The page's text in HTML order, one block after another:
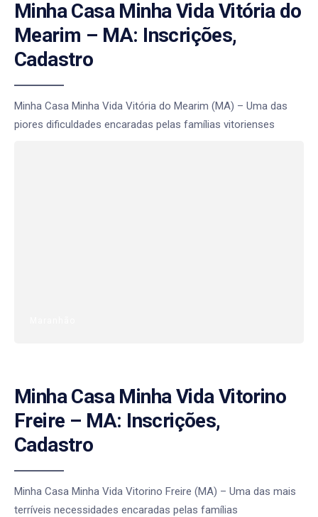
Minha Casa Minha Vida Vitória do
Mearim – MA: Inscrições,
Cadastro
Minha Casa Minha Vida Vitória do Mearim (MA) – Uma das
piores dificuldades encaradas pelas famílias vitorienses
Minha Casa Minha Vida Vitorino
Freire – MA: Inscrições,
Cadastro
Minha Casa Minha Vida Vitorino Freire (MA) – Uma das mais
terríveis necessidades encaradas pelas famílias